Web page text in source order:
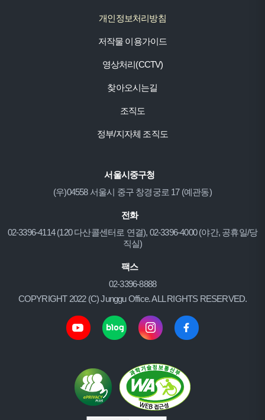
개인정보처리방침
저작물 이용가이드
영상처리(CCTV)
찾아오시는길
조직도
정부/지자체 조직도
서울시중구청
(우)04558 서울시 중구 창경궁로 17 (예관동)
전화
02-3396-4114 (120 다산콜센터로 연결), 02-3396-4000 (야간, 공휴일/당
직실)
팩스
02-3396-8888
COPYRIGHT 2022 (C) Junggu Office. ALL RIGHTS RESERVED.